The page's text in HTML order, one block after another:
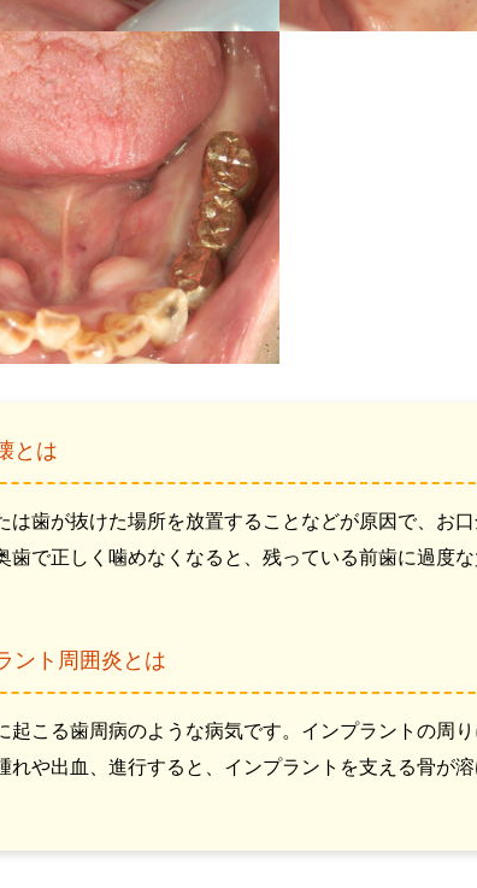
とは
は歯が抜けた場所を放置することなどが原因で、お
歯で正しく噛めなくなると、残っている前歯に過度
ント周囲炎とは
起こる歯周病のような病気です。インプラントの周
れや出血、進行すると、インプラントを支える骨が